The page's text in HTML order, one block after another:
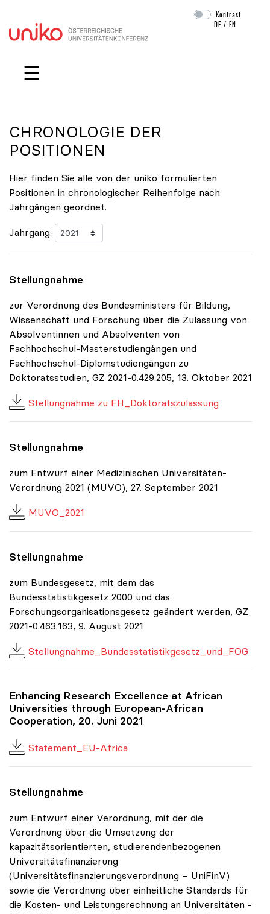
Navigation überspringen
Kontrast
DE /EN
☰
CHRONOLOGIE DER
POSITIONEN
Hier finden Sie alle von der uniko formulierten
Positionen in chronologischer Reihenfolge nach
Jahrgängen geordnet.
Jahrgang:
Stellungnahme
zur Verordnung des Bundesministers für Bildung,
Wissenschaft und Forschung über die Zulassung von
Absolventinnen und Absolventen von
Fachhochschul-Masterstudiengängen und
Fachhochschul-Diplomstudiengängen zu
Doktoratsstudien, GZ 2021-0.429.205, 13. Oktober 2021
Stellungnahme zu FH_Doktoratszulassung
Stellungnahme
zum Entwurf einer Medizinischen Universitäten-
Verordnung 2021 (MUVO), 27. September 2021
MUVO_2021
Stellungnahme
zum Bundesgesetz, mit dem das
Bundesstatistikgesetz 2000 und das
Forschungsorganisationsgesetz geändert werden, GZ
2021-0.463.163, 9. August 2021
Stellungnahme_Bundesstatistikgesetz_und_FOG
Enhancing Research Excellence at African
Universities through European-African
Cooperation, 20. Juni 2021
Statement_EU-Africa
Stellungnahme
zum Entwurf einer Verordnung, mit der die
Verordnung über die Umsetzung der
kapazitätsorientierten, studierendenbezogenen
Universitätsfinanzierung
(Universitätsfinanzierungsverordnung – UniFinV)
sowie die Verordnung über einheitliche Standards für
die Kosten- und Leistungsrechnung an Universitäten -